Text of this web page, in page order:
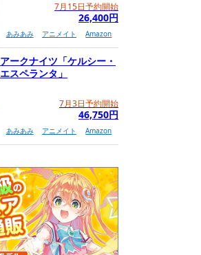
7月15日予約開始
26,400円
あみあみ アニメイト Amazon
アークナイツ「ケルシー・
エスペランタ」
7月3日予約開始
46,750円
あみあみ アニメイト Amazon